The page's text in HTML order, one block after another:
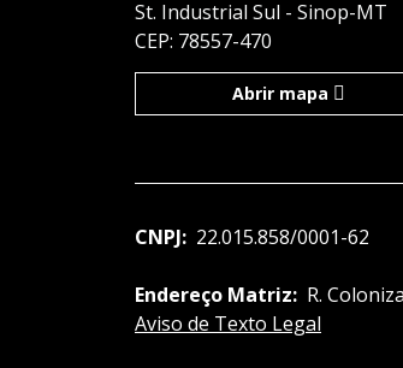
St. Industrial Sul - Sinop-MT
CEP: 78557-470
Abrir mapa
CNPJ: 22.015.858/0001-62
Endereço Matriz: R.
Aviso de Texto Legal